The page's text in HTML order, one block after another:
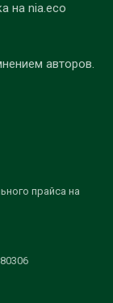
на nia.eco
авторов.
прайса на